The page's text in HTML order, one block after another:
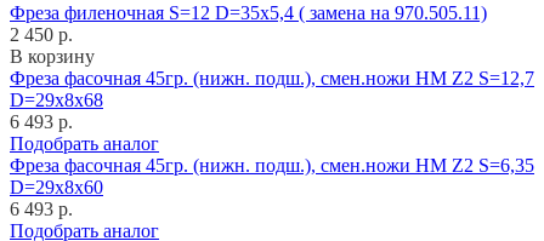
Фреза филеночная S=12 D=35x5,4 ( замена на 970.505.11)
2 450 р.
В корзину
Фреза фасочная 45гр. (нижн. подш.), смен.ножи HM Z2 S=12,7
D=29x8x68
6 493 р.
Подобрать аналог
Фреза фасочная 45гр. (нижн. подш.), смен.ножи HM Z2 S=6,35
D=29x8x60
6 493 р.
Подобрать аналог